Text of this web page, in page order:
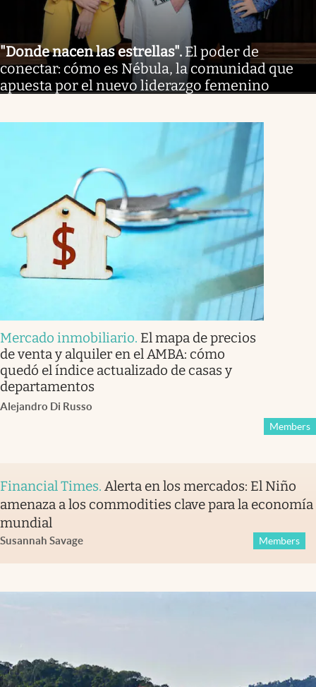
"Donde nacen las estrellas". El poder de
conectar: cómo es Nébula, la comunidad que
apuesta por el nuevo liderazgo femenino
Mercado inmobiliario. El mapa de precios
de venta y alquiler en el AMBA: cómo
quedó el índice actualizado de casas y
departamentos
Alejandro Di Russo
Members
Financial Times. Alerta en los mercados: El Niño
amenaza a los commodities clave para la economía
mundial
Susannah Savage Members